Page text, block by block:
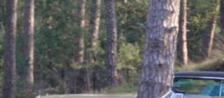
De Club Verzekering